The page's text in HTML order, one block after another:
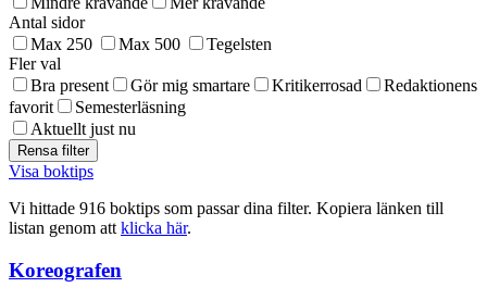
Antal sidor
Max 250
Max 500
Tegelsten
Fler val
Bra present
Gör mig smartare Kritikerrosad
Redaktionens
favorit
Semesterläsning
Aktuellt just nu
Visa boktips
Vi hittade 916 boktips som passar dina filter. Kopiera länken till
listan genom att klicka här.
Koreografen